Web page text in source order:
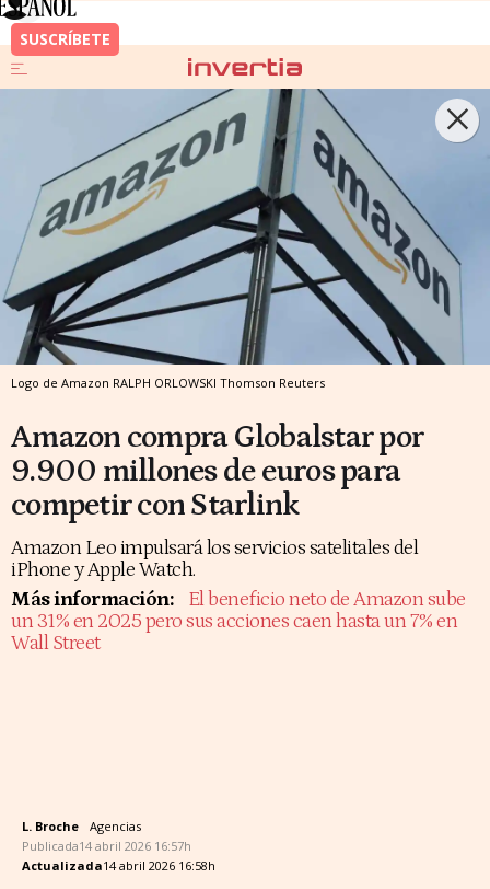
Logo de Amazon RALPH ORLOWSKI Thomson Reuters
Amazon compra Globalstar por
9.900 millones de euros para
competir con Starlink
Amazon Leo impulsará los servicios satelitales del
iPhone y Apple Watch.
Más información:
El beneficio neto de Amazon sube
un 31% en 2025 pero sus acciones caen hasta un 7% en
Wall Street
L. Broche
Agencias
Publicada14 abril 2026 16:57h
Actualizada14 abril 2026 16:58h